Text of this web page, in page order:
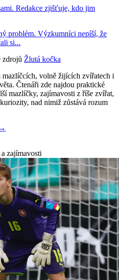
Redakce zjišťuje, kdo jim
problém. Výzkumníci nepíší, že
si...
zdrojů Žlutá kočka
volně žijících zvířatech i
Čtenáři zde najdou praktické
mazlíčky, zajímavosti z říše zvířat,
nad nimiž zůstává rozum
zajímavosti